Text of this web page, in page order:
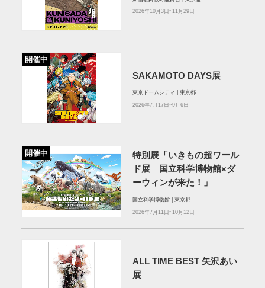
2026年10月3日~11月29日
開催中
SAKAMOTO DAYS展
東京ドームシティ | 東京都
2026年7月17日~9月6日
開催中
特別展「いきもの超ワール
ド展 国立科学博物館×ダ
ーウィンが来た！」
国立科学博物館 | 東京都
2026年7月11日~10月12日
ALL TIME BEST 矢沢あい
展